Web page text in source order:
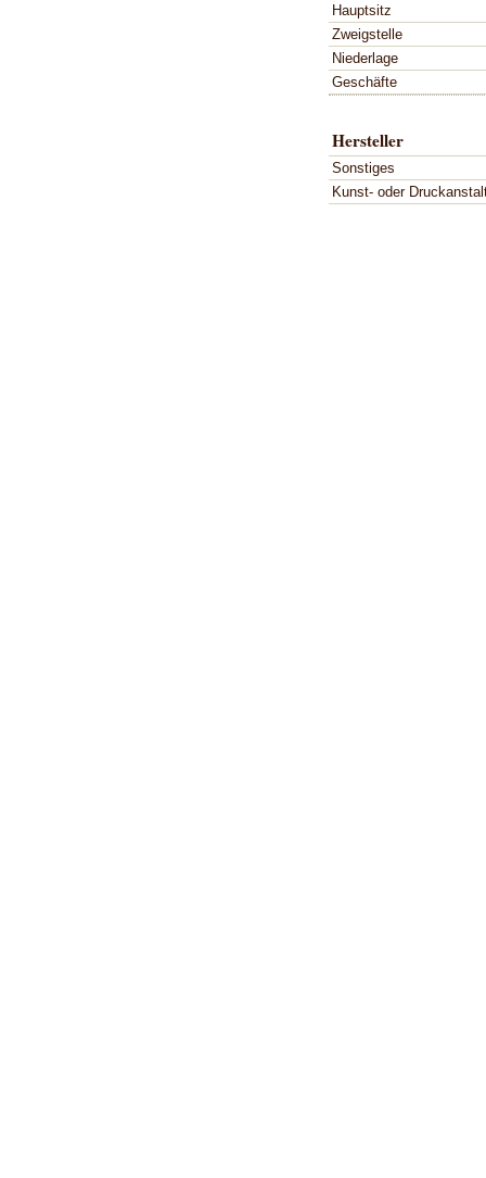
Hauptsitz
Zweigstelle
Niederlage
Geschäfte
Hersteller
Sonstiges
Kunst- oder